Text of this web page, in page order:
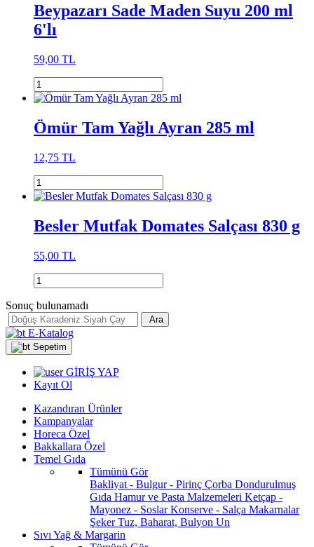
Beypazarı Sade Maden Suyu 200 ml
6'lı
59,00 TL
Ömür Tam Yağlı Ayran 285 ml
12,75 TL
Besler Mutfak Domates Salçası 830 g
55,00 TL
Sonuç bulunamadı
Ara
E-Katalog
Sepetim
GİRİŞ YAP
Kayıt Ol
Kazandıran Ürünler
Kampanyalar
Horeca Özel
Bakkallara Özel
Temel Gıda
Tümünü Gör
Bakliyat - Bulgur - Pirinç Çorba Dondurulmuş
Gıda Hamur ve Pasta Malzemeleri Ketçap -
Mayonez - SoslarKonserve - Salça Makarnalar
ŞekerTuz, Baharat, Bulyon Un
Sıvı Yağ & Margarin